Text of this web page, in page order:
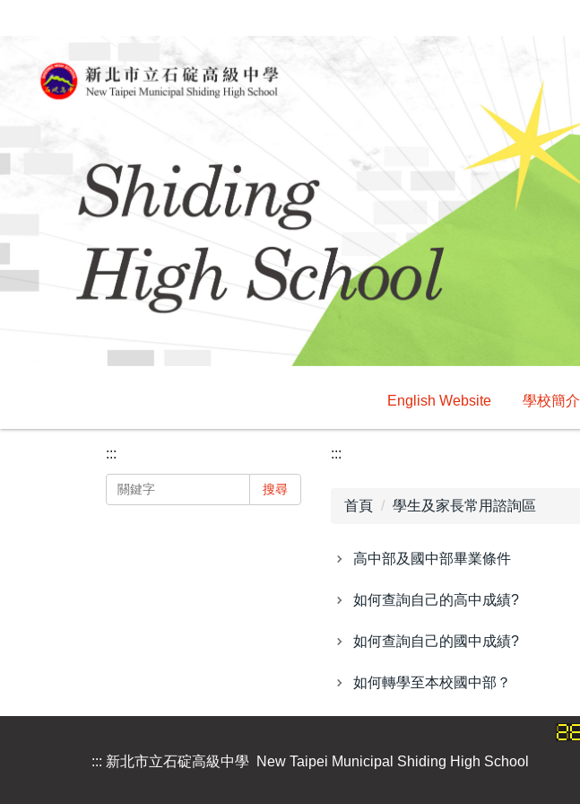
English Website 學校簡介
:::
搜尋
:::
首頁 學生及家長常用諮詢區
高中部及國中部畢業條件
如何查詢自己的高中成績?
如何查詢自己的國中成績?
如何轉學至本校國中部？
::: 新北市立石碇高級中學 New Taipei Municipal Shiding High School